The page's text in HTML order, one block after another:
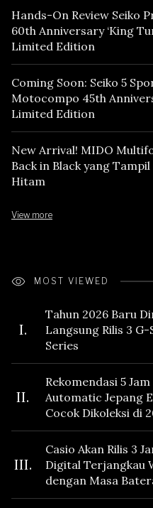
Hands-On Review Seiko
60th Anniversary ‘King
Limited Edition
Coming Soon: Seiko 5
Motocompo 45th
Limited Edition
New Arrival! MIDO
Back in Black yang
Hitam
View more
MOST VIEWED
I.
Tahun 2026 Baru
Langsung Rilis 3 G-
Series
II.
Rekomendasi 5
Automatic Jepang
Cocok Dikoleksi di
III.
Casio Akan Rilis 3
Digital Terjangkau
dengan Masa
Fitur Vibration